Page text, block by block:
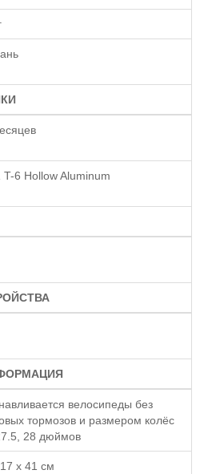
T-6 Hollow Aluminum
велосипеды без
тормозов и размером колёс
28 дюймов
x 41 см